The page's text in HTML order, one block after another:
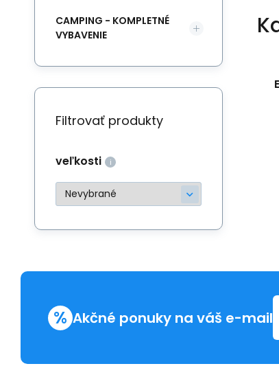
CAMPING - KOMPLETNÉ
VYBAVENIE
Filtrovať produkty
veľkosti
% Akčné ponuky na váš e-mail